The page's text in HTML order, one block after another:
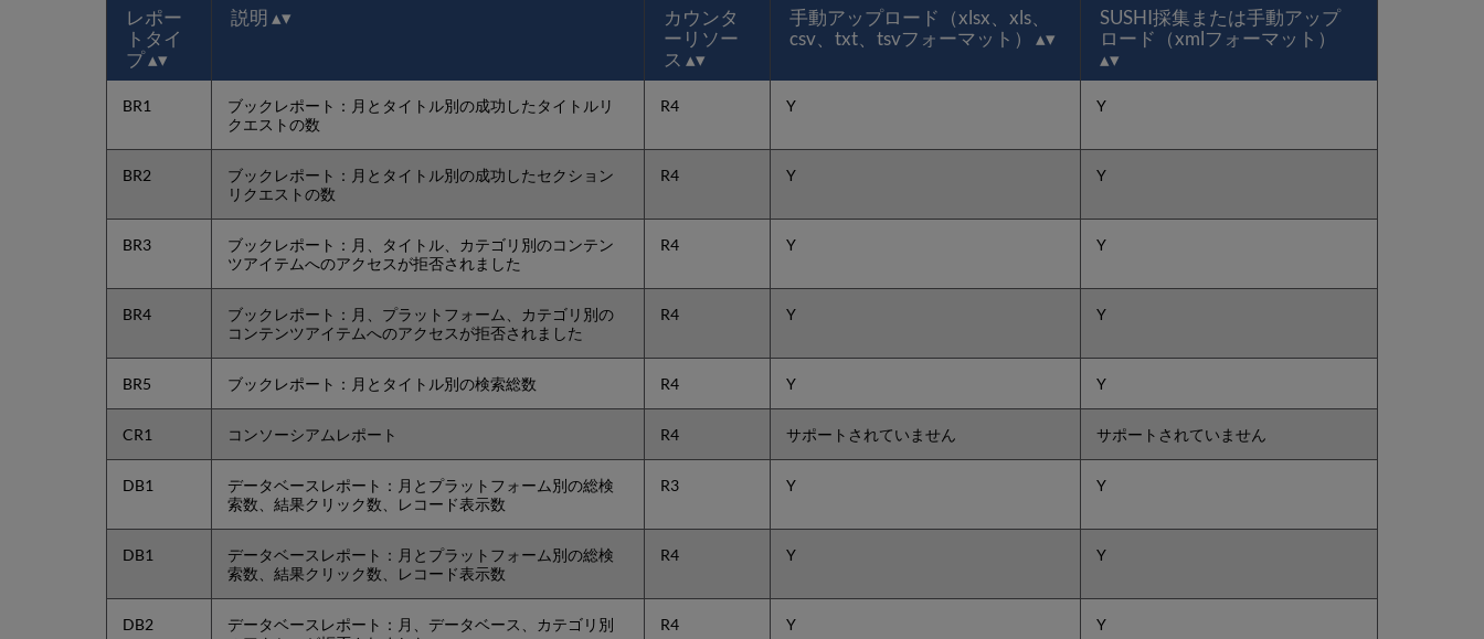
ッ
プ
っ
ッ
フ
ー
レポー
トタイ
プ
説明
カウンタ
ーリソー
ス
手動アップロード（xlsx、xls、
csv、txt、tsvフォーマット）
SUSHI採集または手動アップ
ロード（xmlフォーマット）
BR1
ブックレポート：月とタイトル別の成功したタイトルリ
クエストの数
R4 Y Y
BR2
ブックレポート：月とタイトル別の成功したセクション
リクエストの数
R4 Y Y
BR3
ブックレポート：月、タイトル、カテゴリ別のコンテン
ツアイテムへのアクセスが拒否されました
R4 Y Y
BR4
ブックレポート：月、プラットフォーム、カテゴリ別の
コンテンツアイテムへのアクセスが拒否されました
R4 Y Y
BR5 ブックレポート：月とタイトル別の検索総数 R4 Y Y
CR1 コンソーシアムレポート R4 サポートされていません サポートされていません
DB1
データベースレポート：月とプラットフォーム別の総検
索数、結果クリック数、レコード表示数
R3 Y Y
DB1
データベースレポート：月とプラットフォーム別の総検
索数、結果クリック数、レコード表示数
R4 Y Y
DB2
データベースレポート：月、データベース、カテゴリ別
R4 Y Y